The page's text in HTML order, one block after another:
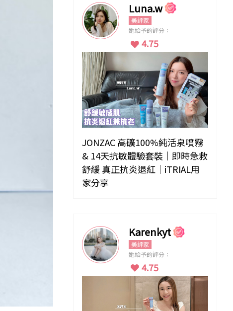
Luna.w
美評家
她給予的評分：
4.75
JONZAC 高礦100%純活泉噴霧
& 14天抗敏體驗套裝｜即時急救
舒緩 真正抗炎退紅｜iTRIAL用
家分享
Karenkyt
美評家
她給予的評分：
4.75